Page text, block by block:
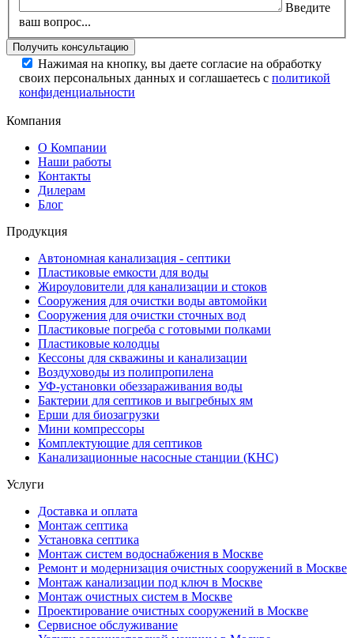
Введите
ваш вопрос...
Нажимая на кнопку, вы даете согласие на обработку
своих персональных данных и соглашаетесь с политикой
конфиденциальности
Компания
О Компании
Наши работы
Контакты
Дилерам
Блог
Продукция
Автономная канализация - септики
Пластиковые емкости для воды
Жироуловители для канализации и стоков
Сооружения для очистки воды автомойки
Сооружения для очистки сточных вод
Пластиковые погреба с готовыми полками
Пластиковые колодцы
Кессоны для скважины и канализации
Воздуховоды из полипропилена
УФ-установки обеззараживания воды
Бактерии для септиков и выгребных ям
Ерши для биозагрузки
Мини компрессоры
Комплектующие для септиков
Канализационные насосные станции (КНС)
Услуги
Доставка и оплата
Монтаж септика
Установка септика
Монтаж систем водоснабжения в Москве
Ремонт и модернизация очистных сооружений в Москве
Монтаж канализации под ключ в Москве
Монтаж очистных систем в Москве
Проектирование очистных сооружений в Москве
Сервисное обслуживание